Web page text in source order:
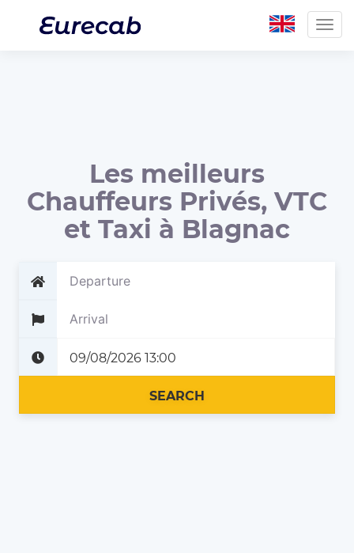
Les meilleurs
Chauffeurs Privés, VTC
et Taxi à Blagnac
SEARCH